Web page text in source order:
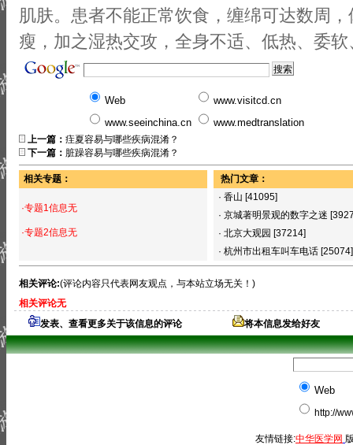
肌肤。患者不能正常饮食，缠绵可达数周
瘦，加之湿热交攻，全身不适、低热、委
Web
www.visitcd.cn
www.seeinchina.cn
www.medtranslation
上一篇： 疰夏容易与哪些疾病混淆？
下一篇： 脏躁容易与哪些疾病混淆？
相关专题：
·专题1信息无
·专题2信息无
热门文章：
· 香山 [41095]
· 京城著明景观的数字之迷
· 北京大观园 [37214]
· 杭州市出租车叫车电话 [25074]
相关评论:(评论内容只代表网友观点，与本站立场无关！)
相关评论无
发表、查看更多关于该信息的评论
将本信息发给好友
Web
http://
友情链接:中华医学网